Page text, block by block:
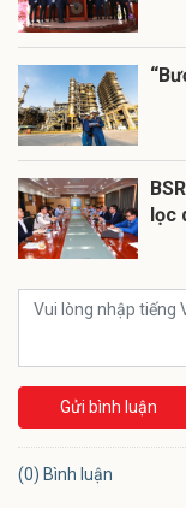
lọc
Gửi bình luận
(0) Bình luận